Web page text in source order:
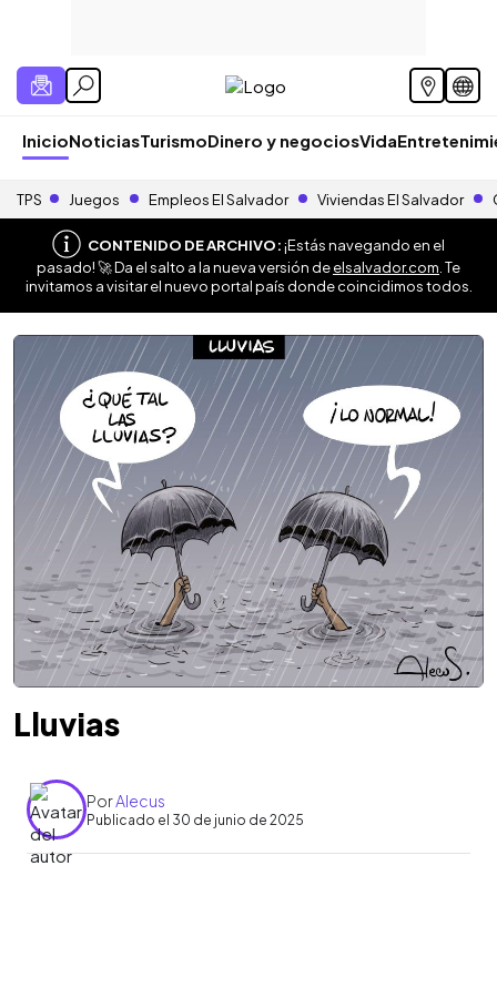
InicioNoticiasTurismoDinero y negociosVida
TPS Juegos Empleos El Salvador Viviendas El Salvador
CONTENIDO DE ARCHIVO:¡Estás navegando en el
pasado! 🚀 Da el salto a la nueva versión deelsalvador.com . Te
invitamos a visitar el nuevo portal país donde coincidimos todos.
Lluvias
PorAlecus
Publicado el 30 de junio de 2025